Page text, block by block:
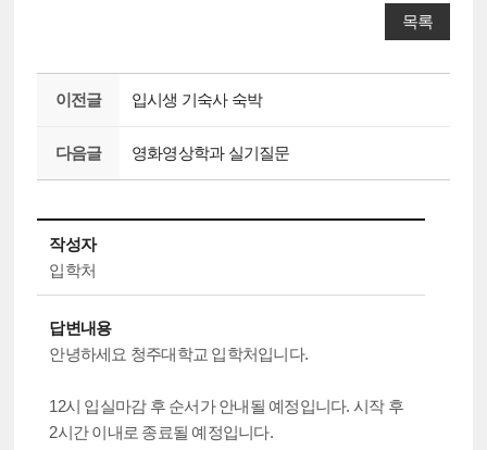
목록
이전글 입시생 기숙사 숙박
다음글 영화영상학과 실기질문
작성자
입학처
답변내용
안녕하세요 청주대학교 입학처입니다.
12시 입실마감 후 순서가 안내될 예정입니다. 시작 후
2시간 이내로 종료될 예정입니다.